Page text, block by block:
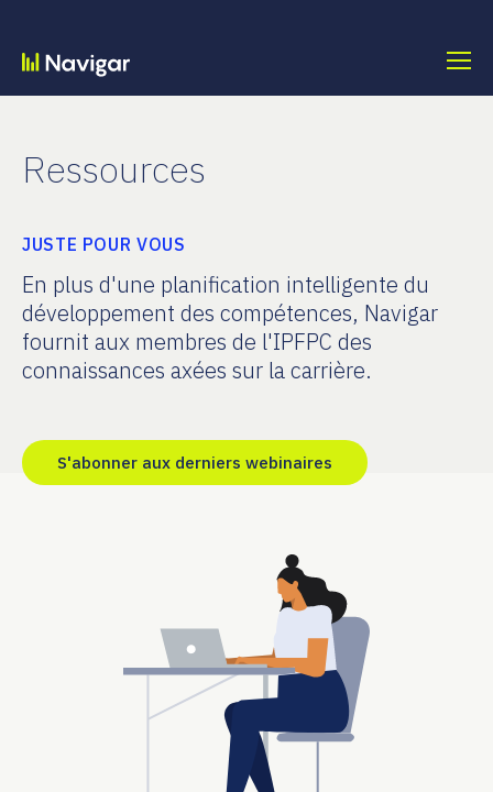
content
Ressources
JUSTE POUR VOUS
En plus d'une planification intelligente du
développement des compétences, Navigar
fournit aux membres de l'IPFPC des
connaissances axées sur la carrière.
S'abonner aux derniers webinaires